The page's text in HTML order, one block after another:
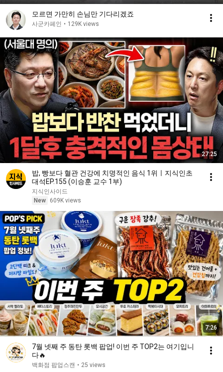
모르면 가만히 손님만 기다리겠죠
사군카페인 • 129K views
27:25
밥, 빵보다 혈관 건강에 치명적인 음식 1위ㅣ지식인초
대석EP.155 (이승훈 교수 1부)
지식인사이드
New
609K views
7:26
7월 넷째 주 동탄 롯백 팝업! 이번 주 TOP2는 여기입니
다🔥
백화점 팝업스캔 • 25 views